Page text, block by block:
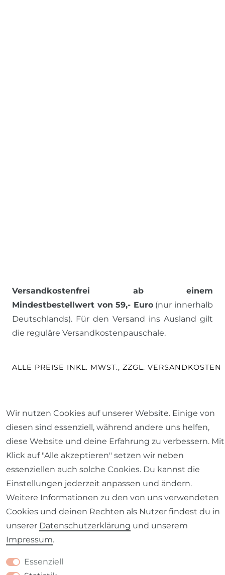
Versandkostenfrei ab einem
Mindestbestellwert von 59,- Euro(nur innerhalb
Deutschlands). Für den Versand ins Ausland gilt
die reguläre Versandkostenpauschale.
ALLE PREISE INKL. MWST., ZZGL. VERSANDKOSTEN
*-20 % auf alles mit CodeSommer(online beim
Bezahlen eingeben, im Laden automatisch an der
Kasse). Online 01.–15.08.2026, Laden bis 14.08. Nur
vorrätige Lagerware; nicht kombinierbar; nicht auf
Versandkosten, Gutscheine, Nähaufträge.
© 2026 SCHÖNER LEBEN.
Wir nutzen Cookies auf unserer Website. Einige von
diesen sind essenziell, während andere uns helfen,
diese Website und deine Erfahrung zu verbessern. Mit
Klick auf "Alle akzeptieren" setzen wir neben
essenziellen auch solche Cookies. Du kannst die
Einstellungen jederzeit anpassen und ändern.
Weitere Informationen zu den von uns verwendeten
Cookies und deinen Rechten als Nutzer findest du in
unserer Daten­schutz­erklärung und unserem
Impressum.
Essenziell